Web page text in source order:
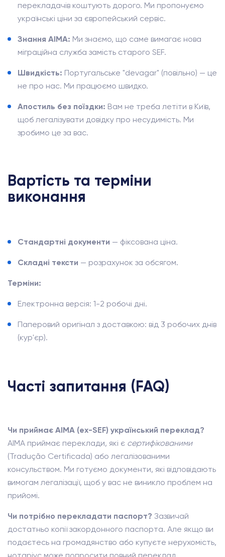
перекладачів коштують дорого. Ми пропонуємо
українські ціни за європейський сервіс.
Знання AIMA: Ми знаємо, що саме вимагає нова
міграційна служба замість старого SEF.
Швидкість: Португальське "devagar" (повільно) — це
не про нас. Ми працюємо швидко.
Апостиль без поїздки: Вам не треба летіти в Київ,
щоб легалізувати довідку про несудимість. Ми
зробимо це за вас.
Вартість та терміни
виконання
Стандартні документи — фіксована ціна.
Складні тексти — розрахунок за обсягом.
Терміни:
Електронна версія: 1-2 робочі дні.
Паперовий оригінал з доставкою: від 3 робочих днів
(кур'єр).
Часті запитання (FAQ)
Чи приймає AIMA (ex-SEF) український переклад?
AIMA приймає переклади, які є сертифікованими
(Tradução Certificada) або легалізованими
консульством. Ми готуємо документи, які відповідають
вимогам легалізації, щоб у вас не виникло проблем на
прийомі.
Чи потрібно перекладати паспорт? Зазвичай
достатньо копії закордонного паспорта. Але якщо ви
подаєтесь на громадянство або купуєте нерухомість,